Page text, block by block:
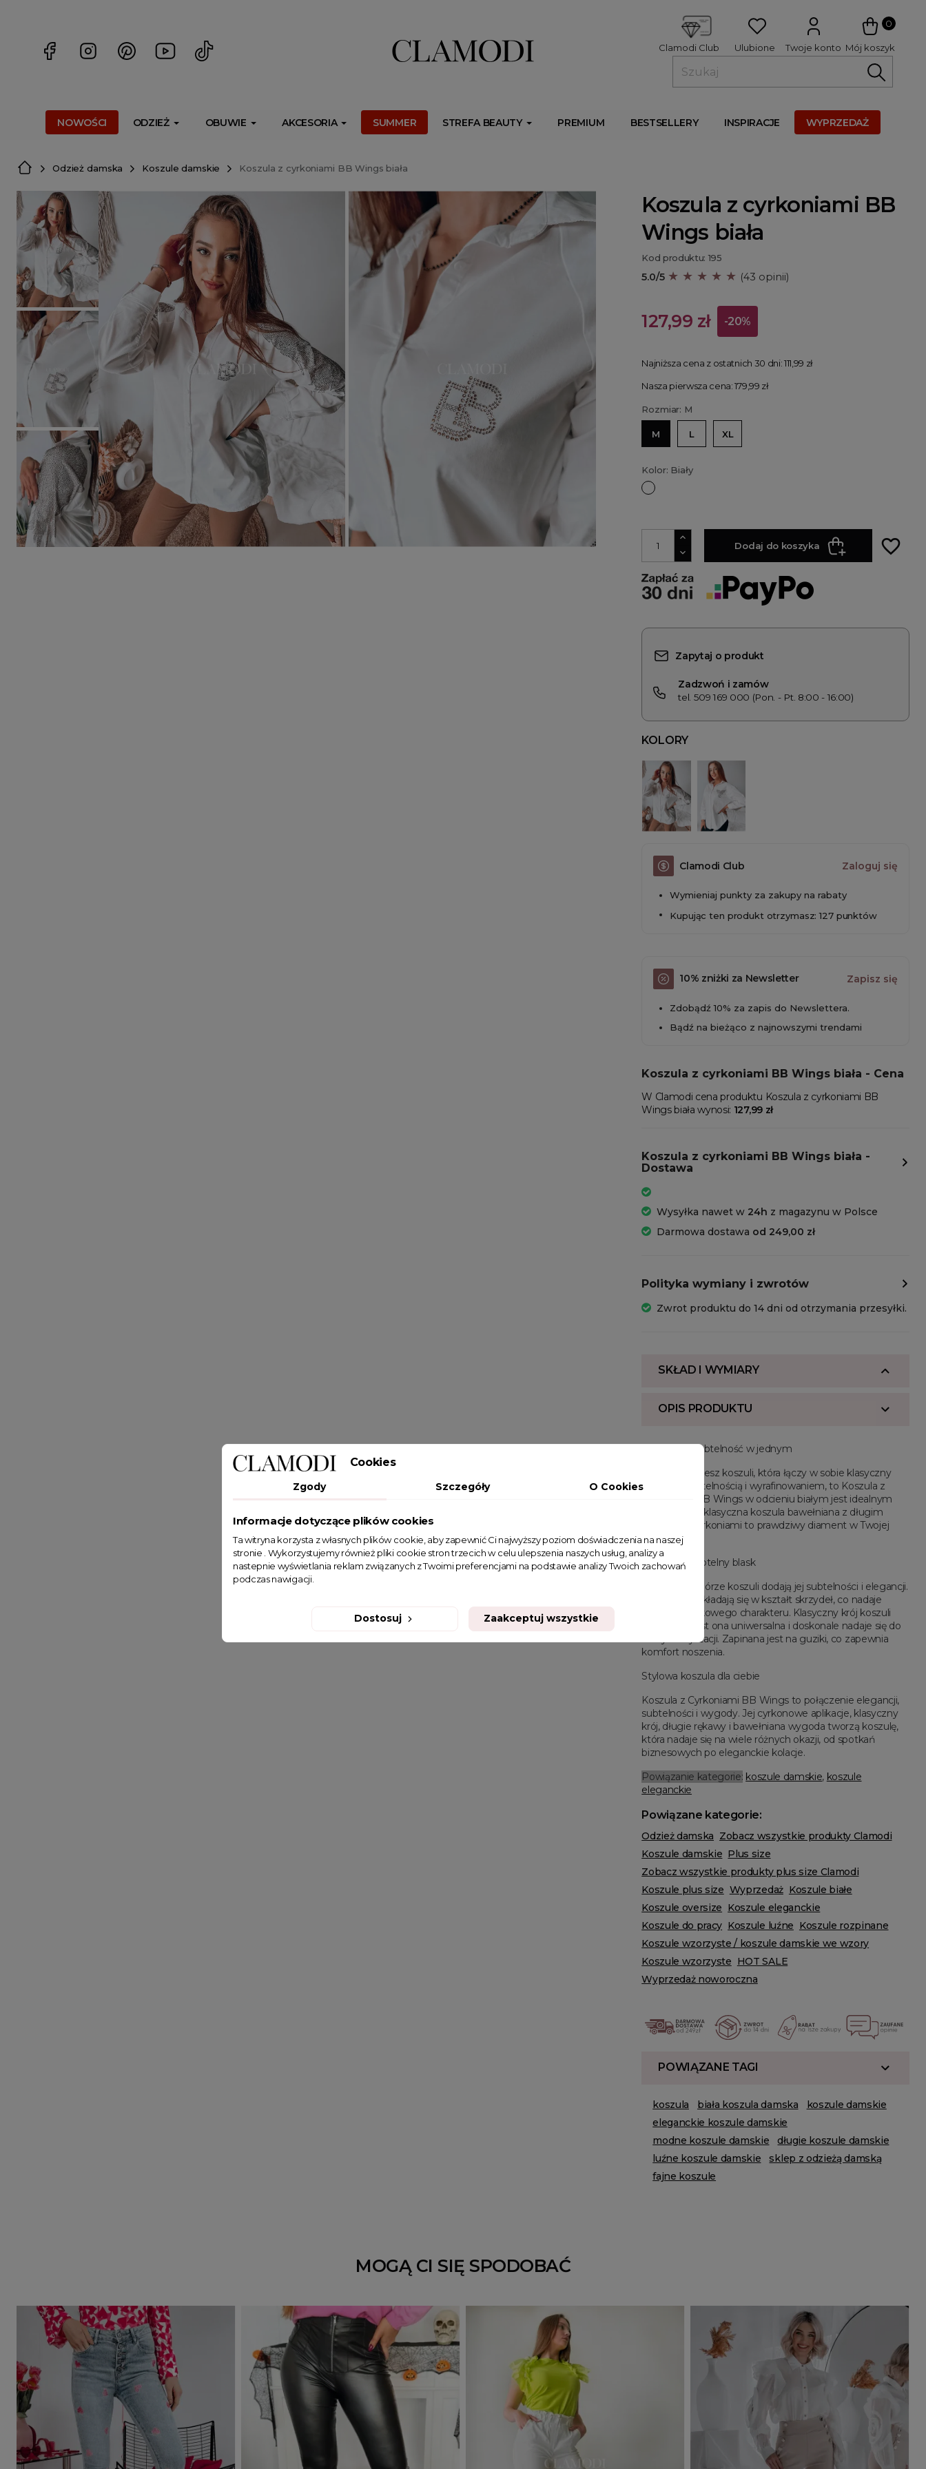
0
Mój koszyk
Twoje konto
Ulubione
Clamodi Club
NOWOŚCI ODZIEŻ OBUWIE AKCESORIA SUMMER STREFA BEAUTY PREMIUM BESTSELLERY INSPIRACJE WYPRZEDAŻ
Odzież damska Koszule damskie Koszula z cyrkoniami BB Wings biała
Koszula z cyrkoniami BB
Wings biała
Kod produktu: 195
5.0/5 ★ ★ ★ ★ ★ (43 opinii)
127,99 zł -20%
Najniższa cena z ostatnich 30 dni:111,99 zł
Nasza pierwsza cena: 179,99 zł
Rozmiar: M
M L XL
Kolor: Biały
Biały
Dodaj do koszyka favorite_border
Zapytaj o produkt
Zadzwoń i zamów
tel. 509 169 000 (Pon. - Pt. 8:00 - 16:00)
KOLORY
Clamodi Club Zaloguj się
Wymieniaj punkty za zakupy na rabaty
Kupując ten produkt otrzymasz: 127 punktów
10% zniżki za Newsletter Zapisz się
Zdobądź 10% za zapis do Newslettera.
Bądź na bieżąco z najnowszymi trendami
Koszula z cyrkoniami BB Wings biała - Cena
W Clamodi cena produktu Koszula z cyrkoniami BB
Wings biała wynosi: 127,99 zł
Koszula z cyrkoniami BB Wings biała -
Dostawa
Wysyłka nawet w 24h z magazynu w Polsce
Darmowa dostawa od 249,00 zł
Polityka wymiany i zwrotów
Zwrot produktu do 14 dni od otrzymania przesyłki.
SKŁAD I WYMIARY
OPIS PRODUKTU
Elegancja i subtelność w jednym
Jeśli poszukujesz koszuli, która łączy w sobie klasyczny
wygląd z subtelnością i wyrafinowaniem, to Koszula z
Cyrkoniami BB Wings w odcieniu białym jest idealnym
wyborem. Ta klasyczna koszula bawełniana z długim
rękawem i cyrkoniami to prawdziwy diament w Twojej
garderobie.
Cyrkonie - subtelny blask
Cyrkonie na górze koszuli dodają jej subtelności i elegancji.
Aplikacje te układają się w kształt skrzydeł, co nadaje
całości wyjątkowego charakteru. Klasyczny krój koszuli
sprawia, że jest ona uniwersalna i doskonale nadaje się do
różnych stylizacji. Zapinana jest na guziki, co zapewnia
komfort noszenia.
Stylowa koszula dla ciebie
Koszula z Cyrkoniami BB Wings to połączenie elegancji,
subtelności i wygody. Jej cyrkonowe aplikacje, klasyczny
krój, długie rękawy i bawełniana wygoda tworzą koszulę,
która nadaje się na wiele różnych okazji, od spotkań
biznesowych po eleganckie kolacje.
Powiązanie kategorie: koszule damskie, koszule
eleganckie
Powiązane kategorie:
Odzież damska Zobacz wszystkie produkty Clamodi
Koszule damskie Plus size
Zobacz wszystkie produkty plus size Clamodi
Koszule plus size Wyprzedaż Koszule białe
Koszule oversize Koszule eleganckie
Koszule do pracy Koszule luźne Koszule rozpinane
Koszule wzorzyste / koszule damskie we wzory
Koszule wzorzyste HOT SALE
Wyprzedaż noworoczna
POWIĄZANE TAGI
koszula biała koszula damska
koszule damskie
eleganckie koszule damskie
modne koszule damskie
długie koszule damskie
luźne koszule damskie
sklep z odzieżą damską
fajne koszule
MOGĄ CI SIĘ SPODOBAĆ
Cookies
Zgody Szczegóły O Cookies
Informacje dotyczące plików cookies
Ta witryna korzysta z własnych plików cookie, aby zapewnić Ci najwyższy poziom doświadczenia na naszej
stronie . Wykorzystujemy również pliki cookie stron trzecich w celu ulepszenia naszych usług, analizy a
nastepnie wyświetlania reklam związanych z Twoimi preferencjami na podstawie analizy Twoich zachowań
podczas nawigacji.
Dostosuj Zaakceptuj wszystkie